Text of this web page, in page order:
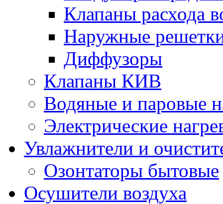
Клапаны расхода
Наружные
Диффузоры
Клапаны КИВ
Водяные и паровые
Электрические
Увлажнители и
Озонтаторы бытовые
Осушители воздуха